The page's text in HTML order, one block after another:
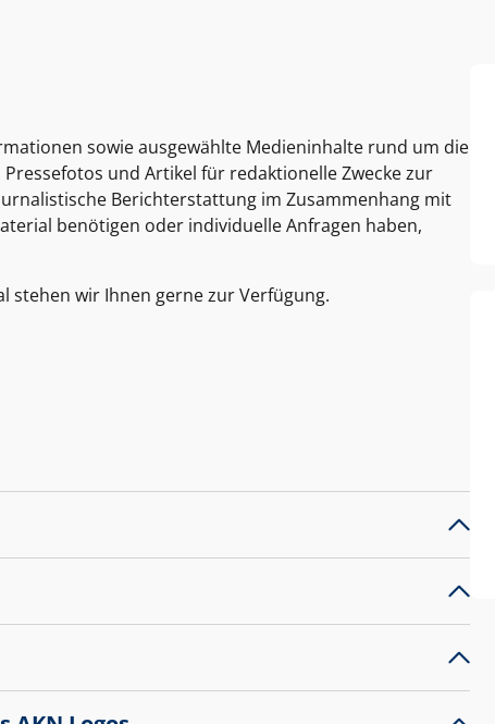
sowie ausgewählte Medieninhalte rund um die
und Artikel für redaktionelle Zwecke zur
Berichterstattung im Zusammenhang mit
benötigen oder individuelle Anfragen haben,
stehen wir Ihnen gerne zur Verfügung.